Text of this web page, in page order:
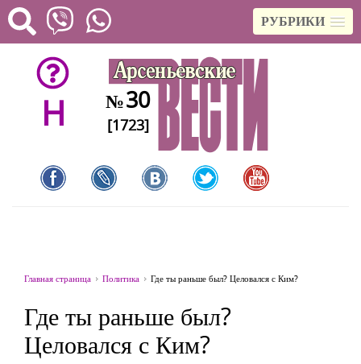
РУБРИКИ
H №30
[1723]
Главная страница Политика Где ты раньше был? Целовался с Ким?
Где ты раньше был?
Целовался с Ким?